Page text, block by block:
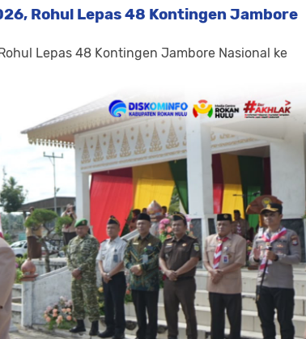
Rohul Lepas 48 Kontingen Jambore
Lepas 48 Kontingen Jambore Nasional ke